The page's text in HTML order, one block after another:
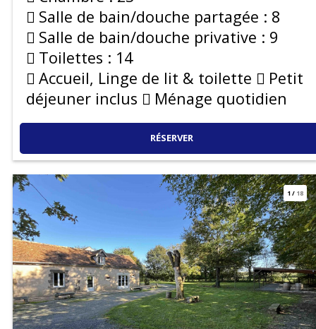
Salle de bain/douche partagée : 8
Salle de bain/douche privative : 9
Toilettes : 14
Accueil, Linge de lit & toilette
Petit
déjeuner inclus
Ménage quotidien
RÉSERVER
1/ 18